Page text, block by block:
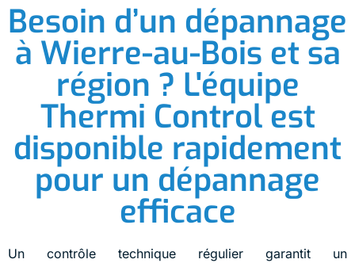
Besoin d’un dépannage
à Wierre-au-Bois et sa
région ? L'équipe
Thermi Control est
disponible rapidement
pour un dépannage
efficace
Un contrôle technique régulier garantit un